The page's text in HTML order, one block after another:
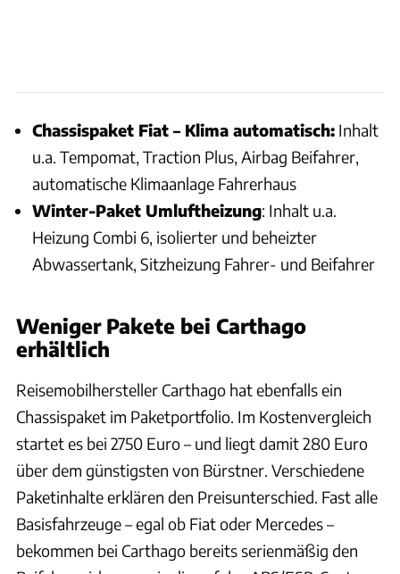
Chassispaket Fiat – Klima automatisch: Inhalt
u.a. Tempomat, Traction Plus, Airbag Beifahrer,
automatische Klimaanlage Fahrerhaus
Winter-Paket Umluftheizung: Inhalt u.a.
Heizung Combi 6, isolierter und beheizter
Abwassertank, Sitzheizung Fahrer- und Beifahrer
Weniger Pakete bei Carthago
erhältlich
Reisemobilhersteller Carthago hat ebenfalls ein
Chassispaket im Paketportfolio. Im Kostenvergleich
startet es bei 2750 Euro – und liegt damit 280 Euro
über dem günstigsten von Bürstner. Verschiedene
Paketinhalte erklären den Preisunterschied. Fast alle
Basisfahrzeuge – egal ob Fiat oder Mercedes –
bekommen bei Carthago bereits serienmäßig den